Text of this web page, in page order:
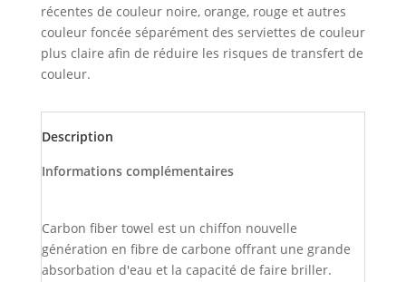
récentes de couleur noire, orange, rouge et autres
couleur foncée séparément des serviettes de couleur
plus claire afin de réduire les risques de transfert de
couleur.
Description
Informations complémentaires
Carbon fiber towel est un chiffon nouvelle
génération en fibre de carbone offrant une grande
absorbation d'eau et la capacité de faire briller.